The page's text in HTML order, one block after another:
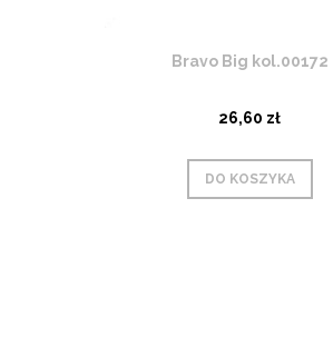
Bravo Big kol.00172
26,60 zł
DO KOSZYKA